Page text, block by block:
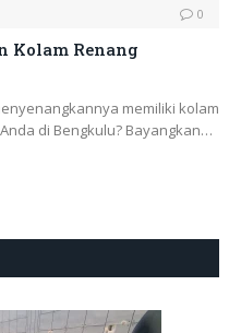
0
Kolam Renang
memiliki kolam
di Bengkulu? Bayangkan…